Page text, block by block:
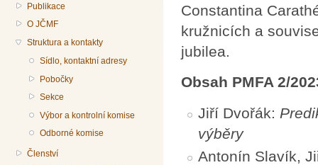
Publikace
O JČMF
Struktura a kontakty
Sídlo, kontaktní adresy
Pobočky
Sekce
Výbor a kontrolní komise
Odborné komise
Členství
Constantina
kružnicích a
jubilea.
Obsah PMFA 2/
Jiří Dvořák:
výběry
Antonín Slavík,